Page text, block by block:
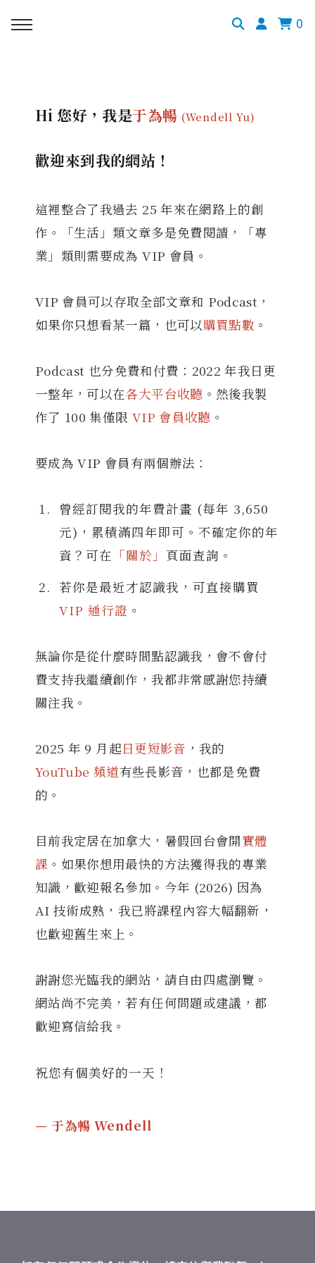
0
Hi 您好，我是于為暢 (Wendell Yu)
歡迎來到我的網站！
這裡整合了我過去 25 年來在網路上的創
作。「生活」類文章多是免費閱讀，「專
業」類則需要成為 VIP 會員。
VIP 會員可以存取全部文章和 Podcast，
如果你只想看某一篇，也可以購買點數 。
Podcast 也分免費和付費：2022 年我日更
一整年，可以在各大平台收聽 。然後我製
作了 100 集僅限 VIP 會員收聽 。
要成為 VIP 會員有兩個辦法：
曾經訂閱我的年費計畫 (每年 3,650
元)，累積滿四年即可。不確定你的年
資？可在 「關於」頁面查詢。
若你是最近才認識我，可直接購買
VIP 通行證 。
無論你是從什麼時間點認識我，會不會付
費支持我繼續創作，我都非常感謝您持續
關注我。
2025 年 9 月起日更短影音 ，我的
YouTube 頻道有些長影音，也都是免費
的。
目前我定居在加拿大，暑假回台會開實體
課 。如果你想用最快的方法獲得我的專業
知識，歡迎報名參加。今年 (2026) 因為
AI 技術成熟，我已將課程內容大幅翻新，
也歡迎舊生來上。
謝謝您光臨我的網站，請自由四處瀏覽。
網站尚不完美，若有任何問題或建議，都
歡迎寫信給我。
祝您有個美好的一天！
— 于為暢 Wendell